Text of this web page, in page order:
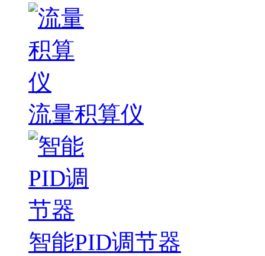
流量积算仪
智能PID调节器